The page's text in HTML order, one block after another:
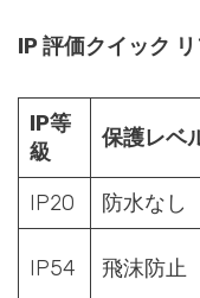
IP 評価クイック
IP等
級
保護レベ
IP20 防水なし
IP54 飛沫防止